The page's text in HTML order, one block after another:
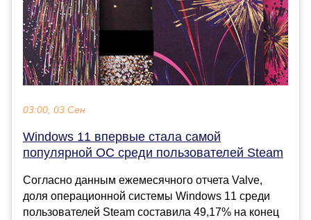
03:00, 03 Сен
Windows 11 впервые стала самой
популярной ОС среди пользователей Steam
Согласно данным ежемесячного отчета Valve,
доля операционной системы Windows 11 среди
пользователей Steam составила 49,17% на конец